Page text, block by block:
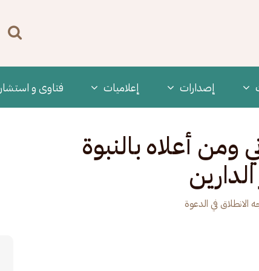
‫إصدارات إعلاميات فتاوى و
ومن أعلاه بالنبوة
في الدعوة